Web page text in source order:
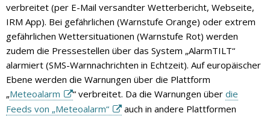
verbreitet (per E-Mail versandter Wetterbericht, Webseite,
IRM App). Bei gefährlichen (Warnstufe Orange) oder extrem
gefährlichen Wettersituationen (Warnstufe Rot) werden
zudem die Pressestellen über das System „AlarmTILT“
alarmiert (SMS-Warnnachrichten in Echtzeit). Auf europäischer
Ebene werden die Warnungen über die Plattform
„Meteoalarm “ verbreitet. Da die Warnungen über die
Feeds von „Meteoalarm“
auch in andere Plattformen